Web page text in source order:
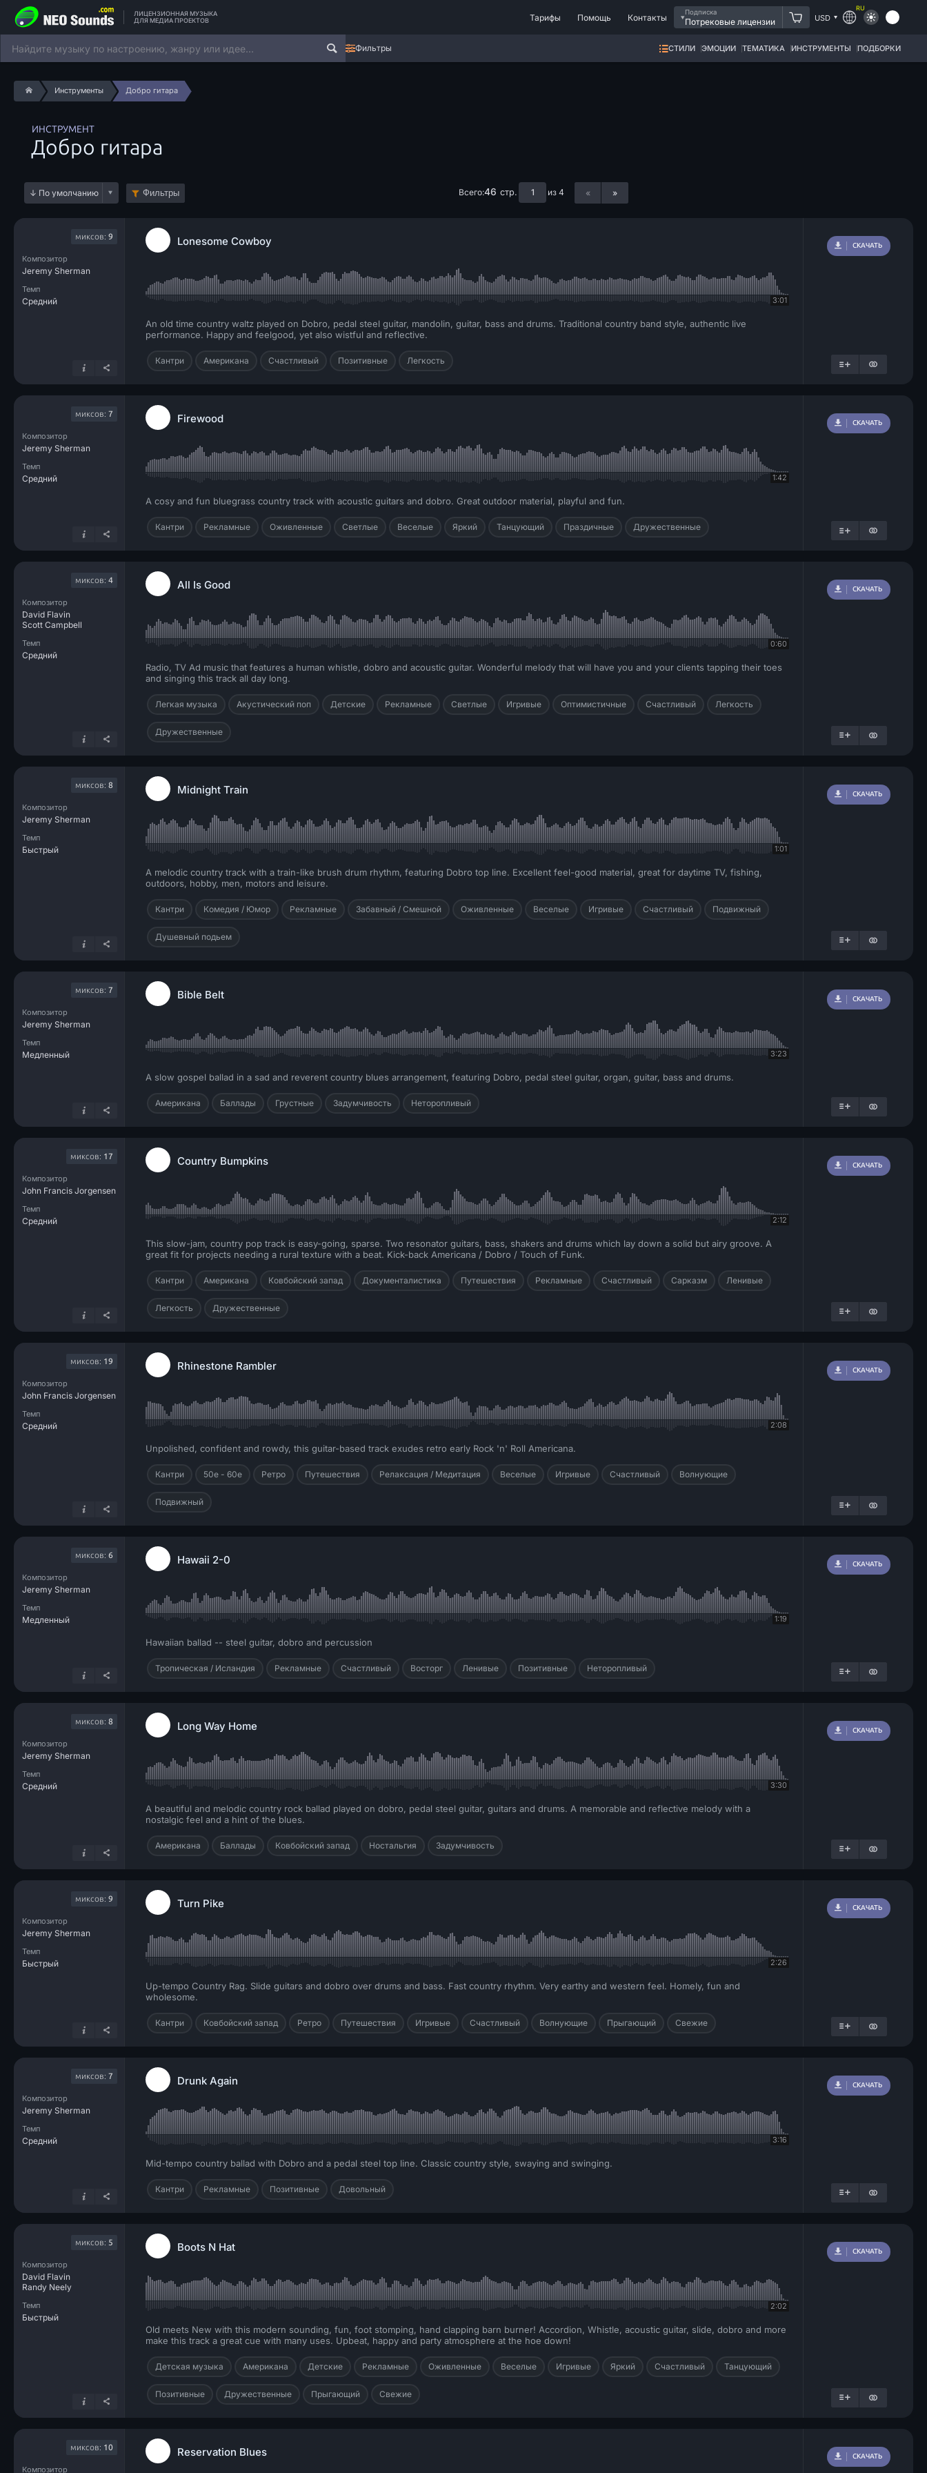
ЛИЦЕНЗИОННАЯ МУЗЫКА
ДЛЯ МЕДИА ПРОЕКТОВ
Тарифы Помощь Контакты
Подписка
Потрековые лицензии USD
RU
Фильтры СТИЛИ ЭМОЦИИ ТЕМАТИКА ИНСТРУМЕНТЫ ПОДБОРКИ
Инструменты Добро гитара
ИНСТРУМЕНТ
Добро гитара
Фильтры Всего:46 стр. из 4 « »
миксов: 9
Композитор
Jeremy Sherman
Темп
Средний
Lonesome Cowboy
3:01
An old time country waltz played on Dobro, pedal steel guitar, mandolin, guitar, bass and drums. Traditional country band style, authentic live
performance. Happy and feelgood, yet also wistful and reflective.
Кантри Американа Счастливый Позитивные Легкость
СКАЧАТЬ
миксов: 7
Композитор
Jeremy Sherman
Темп
Средний
Firewood
1:42
A cosy and fun bluegrass country track with acoustic guitars and dobro. Great outdoor material, playful and fun.
Кантри Рекламные Оживленные Светлые Веселые Яркий Танцующий Праздичные Дружественные
СКАЧАТЬ
миксов: 4
Композитор
David Flavin
Scott Campbell
Темп
Средний
All Is Good
0:60
Radio, TV Ad music that features a human whistle, dobro and acoustic guitar. Wonderful melody that will have you and your clients tapping their toes
and singing this track all day long.
Легкая музыка Акустический поп Детские Рекламные Светлые Игривые Оптимистичные Счастливый Легкость
Дружественные
СКАЧАТЬ
миксов: 8
Композитор
Jeremy Sherman
Темп
Быстрый
Midnight Train
1:01
A melodic country track with a train-like brush drum rhythm, featuring Dobro top line. Excellent feel-good material, great for daytime TV, fishing,
outdoors, hobby, men, motors and leisure.
Кантри Комедия / Юмор Рекламные Забавный / Смешной Оживленные Веселые Игривые Счастливый Подвижный
Душевный подьем
СКАЧАТЬ
миксов: 7
Композитор
Jeremy Sherman
Темп
Медленный
Bible Belt
3:23
A slow gospel ballad in a sad and reverent country blues arrangement, featuring Dobro, pedal steel guitar, organ, guitar, bass and drums.
Американа Баллады Грустные Задумчивость Неторопливый
СКАЧАТЬ
миксов: 17
Композитор
John Francis Jorgensen
Темп
Средний
Country Bumpkins
2:12
This slow-jam, country pop track is easy-going, sparse. Two resonator guitars, bass, shakers and drums which lay down a solid but airy groove. A
great fit for projects needing a rural texture with a beat. Kick-back Americana / Dobro / Touch of Funk.
Кантри Американа Ковбойский запад Документалистика Путешествия Рекламные Счастливый Сарказм Ленивые
Легкость Дружественные
СКАЧАТЬ
миксов: 19
Композитор
John Francis Jorgensen
Темп
Средний
Rhinestone Rambler
2:08
Unpolished, confident and rowdy, this guitar-based track exudes retro early Rock 'n' Roll Americana.
Кантри 50е - 60е Ретро Путешествия Релаксация / Медитация Веселые Игривые Счастливый Волнующие
Подвижный
СКАЧАТЬ
миксов: 6
Композитор
Jeremy Sherman
Темп
Медленный
Hawaii 2-0
1:19
Hawaiian ballad -- steel guitar, dobro and percussion
Тропическая / Исландия Рекламные Счастливый Восторг Ленивые Позитивные Неторопливый
СКАЧАТЬ
миксов: 8
Композитор
Jeremy Sherman
Темп
Средний
Long Way Home
3:30
A beautiful and melodic country rock ballad played on dobro, pedal steel guitar, guitars and drums. A memorable and reflective melody with a
nostalgic feel and a hint of the blues.
Американа Баллады Ковбойский запад Ностальгия Задумчивость
СКАЧАТЬ
миксов: 9
Композитор
Jeremy Sherman
Темп
Быстрый
Turn Pike
2:26
Up-tempo Country Rag. Slide guitars and dobro over drums and bass. Fast country rhythm. Very earthy and western feel. Homely, fun and
wholesome.
Кантри Ковбойский запад Ретро Путешествия Игривые Счастливый Волнующие Прыгающий Свежие
СКАЧАТЬ
миксов: 7
Композитор
Jeremy Sherman
Темп
Средний
Drunk Again
3:16
Mid-tempo country ballad with Dobro and a pedal steel top line. Classic country style, swaying and swinging.
Кантри Рекламные Позитивные Довольный
СКАЧАТЬ
миксов: 5
Композитор
David Flavin
Randy Neely
Темп
Быстрый
Boots N Hat
2:02
Old meets New with this modern sounding, fun, foot stomping, hand clapping barn burner! Accordion, Whistle, acoustic guitar, slide, dobro and more
make this track a great cue with many uses. Upbeat, happy and party atmosphere at the hoe down!
Детская музыка Американа Детские Рекламные Оживленные Веселые Игривые Яркий Счастливый Танцующий
Позитивные Дружественные Прыгающий Свежие
СКАЧАТЬ
миксов: 10
Композитор
Reservation Blues СКАЧАТЬ